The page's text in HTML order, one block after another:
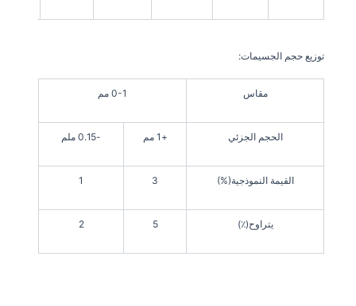
توزيع حجم الجسيمات:
مقاس 0-1 مم
الحجم الجزئي +1 مم -0.15 ملم
القيمة النموذجية(%) 3
1
يتراوح(٪) 5
2